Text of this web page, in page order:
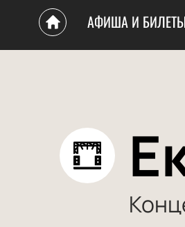
АФИША И